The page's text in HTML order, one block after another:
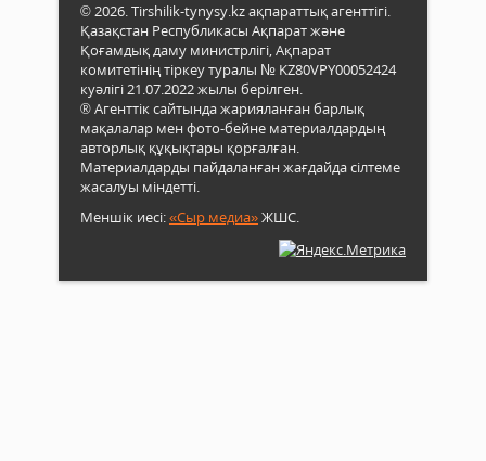
© 2026. Tirshilik-tynysy.kz ақпараттық агенттігі.
Қазақстан Республикасы Ақпарат және
Қоғамдық даму министрлігі, Ақпарат
комитетінің тіркеу туралы № KZ80VPY00052424
куәлігі 21.07.2022 жылы берілген.
® Агенттік сайтында жарияланған барлық
мақалалар мен фото-бейне материалдардың
авторлық құқықтары қорғалған.
Материалдарды пайдаланған жағдайда сілтеме
жасалуы міндетті.
Меншік иесі:«Сыр медиа»ЖШС.